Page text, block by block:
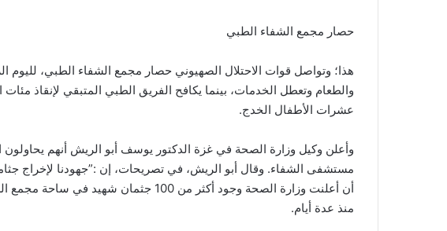
حصار مجمع الشفاء الطبي
هذا؛ وتواصل قوات الاحتلال الصهيوني حصار مجمع الشفاء الطبي، لليوم
والطعام وتعطل الخدمات، بينما يكافح الفريق الطبي المتبقي لإنقاذ
عشرات الأطفال الخدج.
وأعلن وكيل وزارة الصحة في غزة الدكتور يوسف أبو الريش أنهم
مستشفى الشفاء. وقال أبو الريش، في تصريحات، إن :”جهودنا لإخراج
أن أعلنت وزارة الصحة وجود أكثر من 100
منذ عدة أيام.